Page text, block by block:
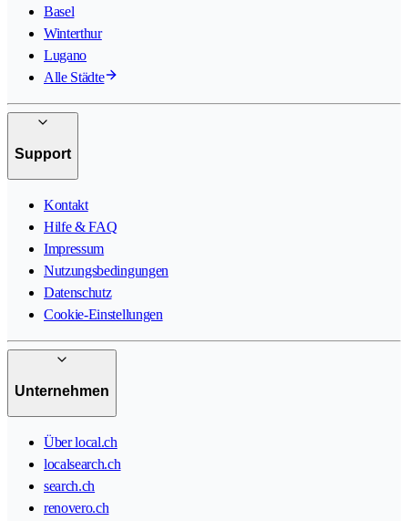
Basel
Winterthur
Lugano
Alle Städte
Support
Kontakt
Hilfe & FAQ
Impressum
Nutzungsbedingungen
Datenschutz
Cookie-Einstellungen
Unternehmen
Über local.ch
localsearch.ch
search.ch
renovero.ch